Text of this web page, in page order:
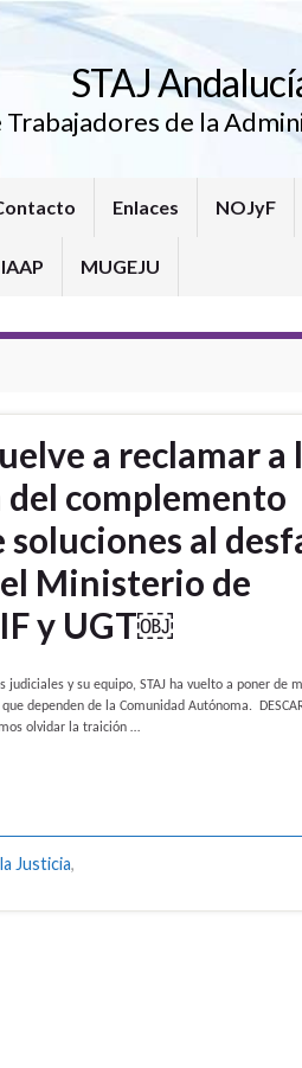
STAJ
de la
Enlaces NOJyF
MUGEJU
a reclamar a
complemento
al
Ministerio de
y UGT￼
y su equipo, STAJ ha vuelto a poner de
dependen de la Comunidad Autónoma.
olvidar la traición …
Justicia,